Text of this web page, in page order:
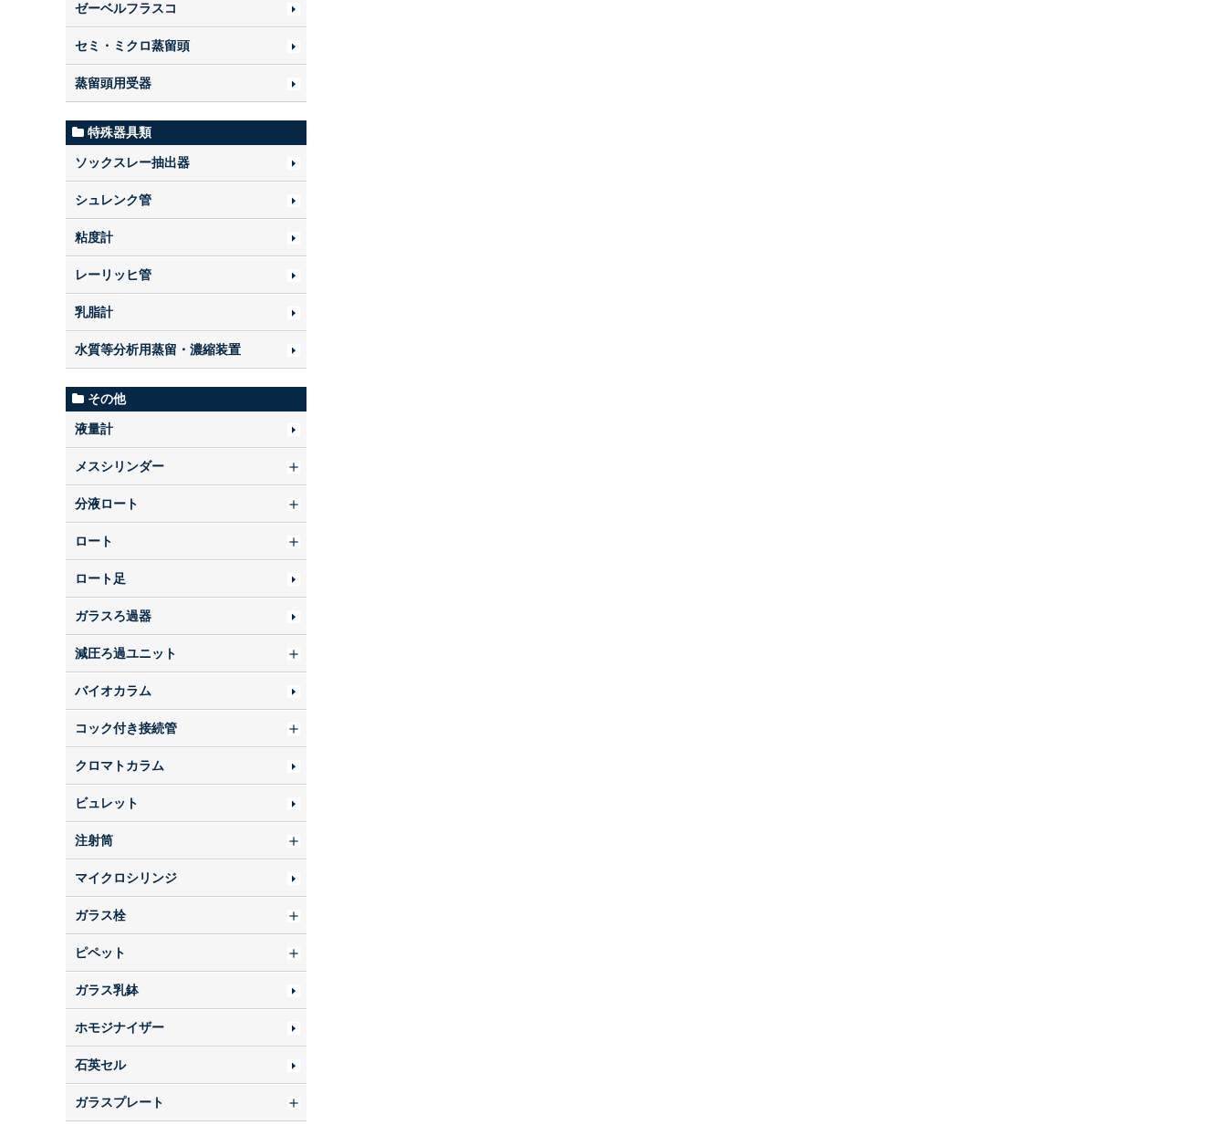
ゼーベルフラスコ
セミ・ミクロ蒸留頭
蒸留頭用受器
特殊器具類
ソックスレー抽出器
シュレンク管
粘度計
レーリッヒ管
乳脂計
水質等分析用蒸留・濃縮装置
その他
液量計
メスシリンダー
分液ロート
ロート
ロート足
ガラスろ過器
減圧ろ過ユニット
バイオカラム
コック付き接続管
クロマトカラム
ビュレット
注射筒
マイクロシリンジ
ガラス栓
ピペット
ガラス乳鉢
ホモジナイザー
石英セル
ガラスプレート